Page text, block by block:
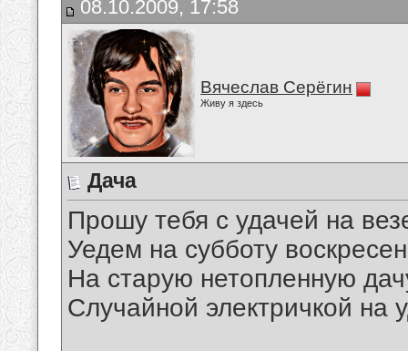
08.10.2009, 17:58
Вячеслав Серёгин
Живу я здесь
Дача
Прошу тебя с удачей на
Уедем на субботу
На старую нетопленную
Случайной электричкой на